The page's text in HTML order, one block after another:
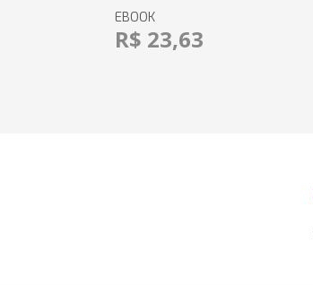
EBOOK
R$ 23,63